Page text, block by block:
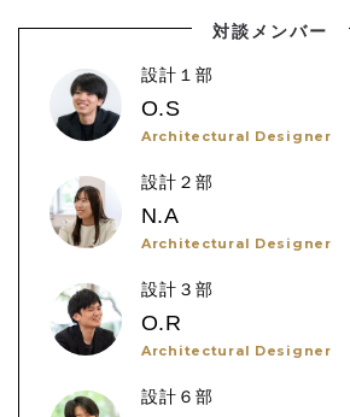
対談メンバー
設計１部
O.S
Architectural Designer
設計２部
N.A
Architectural Designer
設計３部
O.R
Architectural Designer
設計６部